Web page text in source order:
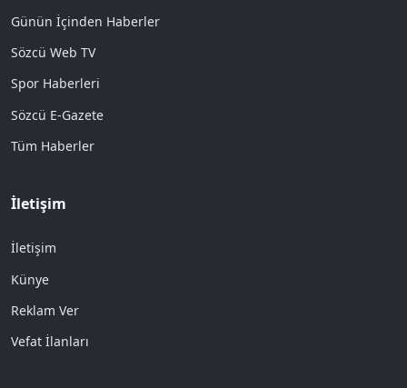
Günün İçinden Haberler
Sözcü Web TV
Spor Haberleri
Sözcü E-Gazete
Tüm Haberler
İletişim
İletişim
Künye
Reklam Ver
Vefat İlanları